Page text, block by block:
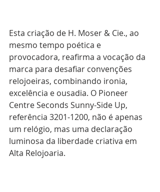
Esta criação de H. Moser & Cie., ao
mesmo tempo poética e
provocadora, reafirma a vocação da
marca para desafiar convenções
relojoeiras, combinando ironia,
excelência e ousadia. O Pioneer
Centre Seconds Sunny-Side Up,
referência 3201-1200, não é apenas
um relógio, mas uma declaração
luminosa da liberdade criativa em
Alta Relojoaria.